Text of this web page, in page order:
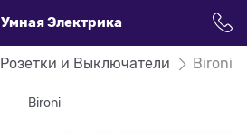
Умная Электрика
Розетки и Выключатели Bironi
Bironi